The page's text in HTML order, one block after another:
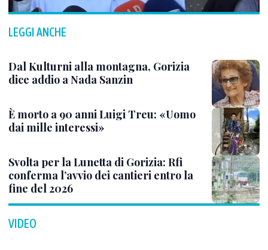
LEGGI ANCHE
Dal Kulturni alla montagna, Gorizia
dice addio a Nada Sanzin
È morto a 90 anni Luigi Treu: «Uomo
dai mille interessi»
Svolta per la Lunetta di Gorizia: Rfi
conferma l’avvio dei cantieri entro la
fine del 2026
VIDEO